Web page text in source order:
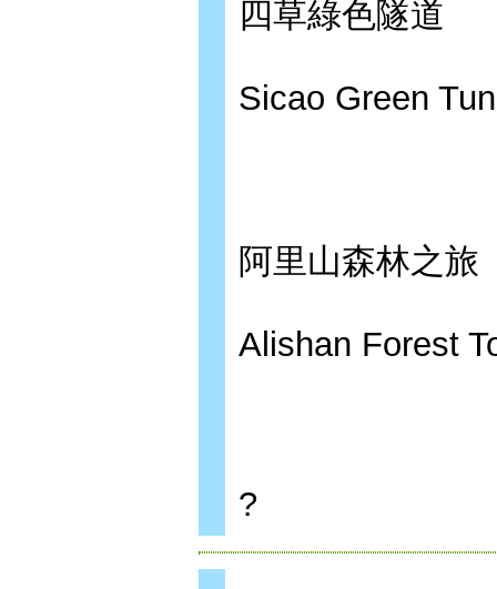
四草綠色隧道
Sicao Green
阿里山森林之旅
Alishan Forest
?